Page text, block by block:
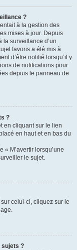
?
à la gestion des
mises à jour. Depuis
la surveillance d’un
favoris a été mis à
d’être notifié lorsqu’il y
de notifications pour
depuis le panneau de
?
en cliquant sur le lien
en haut et en bas du
M’avertir lorsqu’une
le sujet.
celui-ci, cliquez sur le
sujets ?